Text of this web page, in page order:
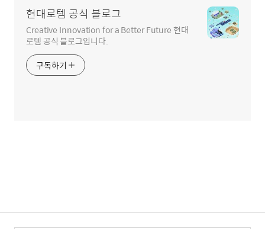
현대로템 공식 블로그
Creative Innovation for a Better Future 현대
로템 공식 블로그입니다.
구독하기